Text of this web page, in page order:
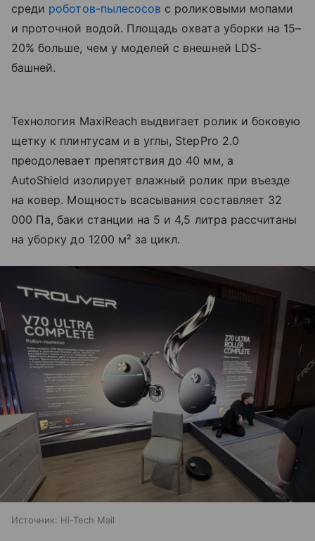
среди роботов-пылесосов с роликовыми мопами
и проточной водой. Площадь охвата уборки на 15–
20% больше, чем у моделей с внешней LDS-
башней.
Технология MaxiReach выдвигает ролик и боковую
щетку к плинтусам и в углы, StepPro 2.0
преодолевает препятствия до 40 мм, а
AutoShield изолирует влажный ролик при въезде
на ковер. Мощность всасывания составляет 32
000 Па, баки станции на 5 и 4,5 литра рассчитаны
на уборку до 1200 м² за цикл.
Источник: Hi-Tech Mail